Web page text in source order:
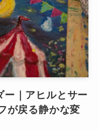
ー｜アヒルとサー
が戻る静かな変